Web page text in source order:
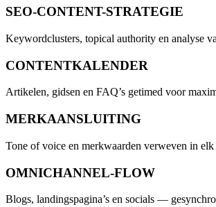
SEO-CONTENT-STRATEGIE
Keywordclusters, topical authority en analyse
CONTENTKALENDER
Artikelen, gidsen en FAQ’s getimed voor
MERKAANSLUITING
Tone of voice en merkwaarden verweven in elk
OMNICHANNEL-FLOW
Blogs, landingspagina’s en socials —